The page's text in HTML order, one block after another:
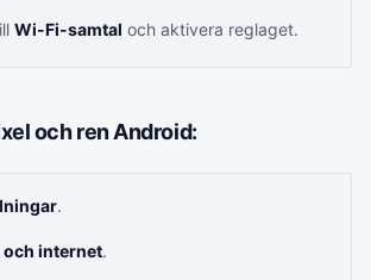
Wi-Fi-samtal och aktivera reglaget.
och ren Android:
.
och internet.